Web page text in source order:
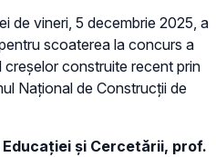
de vineri, 5 decembrie 2025, a
scoaterea la concurs a
construite recent prin
Național de Construcții de
și Cercetării, prof.